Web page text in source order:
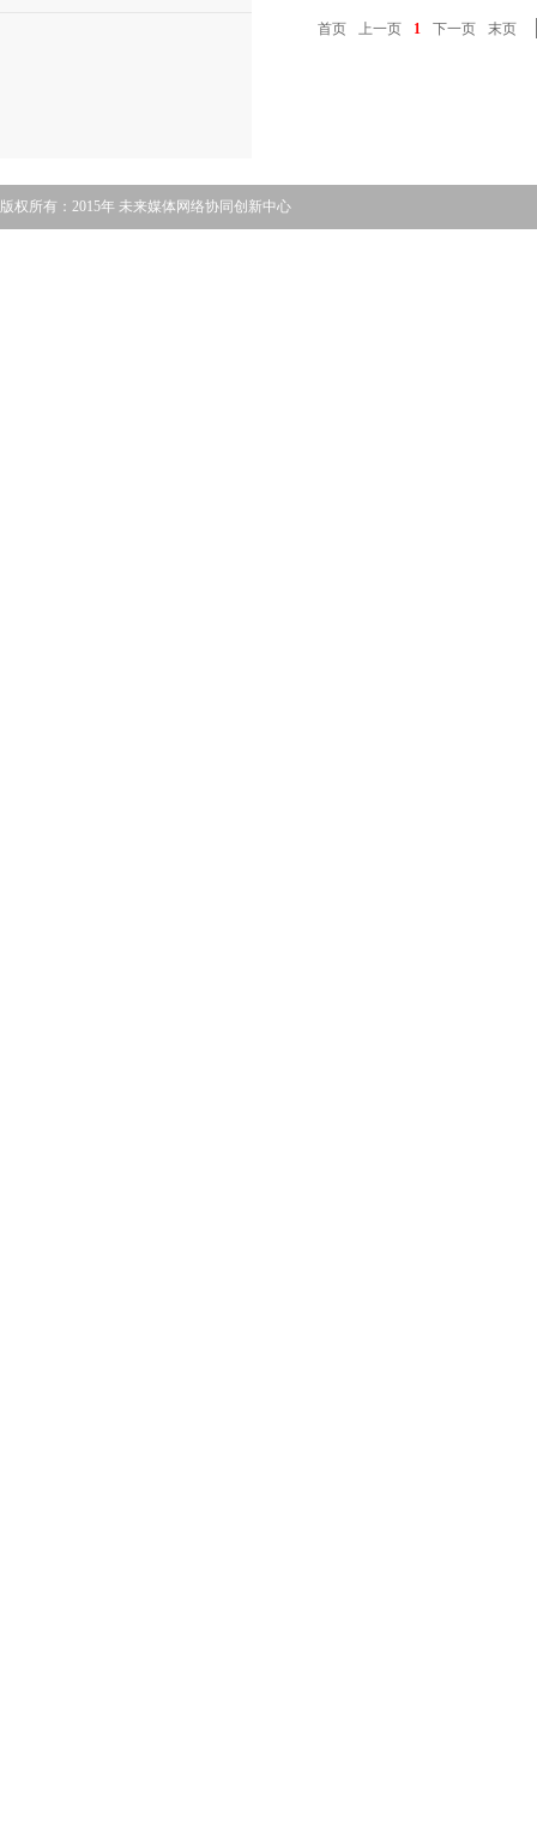
首页 上一页 1 下一页 末页
版权所有：2015年 未来媒体网络协同创新中心